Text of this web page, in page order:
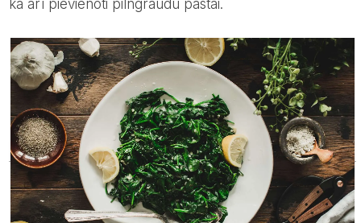
kā arī pievienoti pilngraudu pastai.